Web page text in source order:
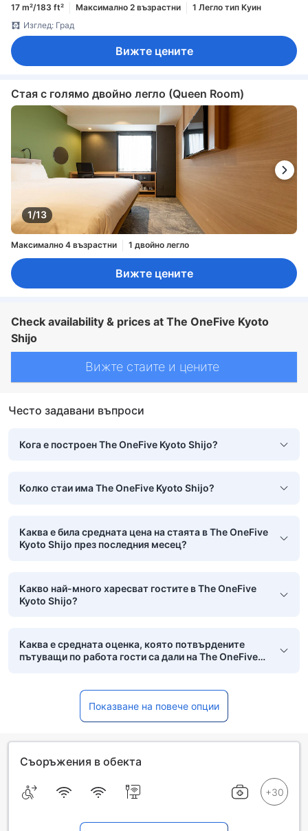
17 m²/183 ft² Максимално 2 възрастни
1 Легло тип Куин
Изглед: Град
Вижте цените
Стая с голямо двойно легло (Queen Room)
1/13
Максимално 4 възрастни 1 двойно легло
Вижте цените
Check availability & prices at The OneFive Kyoto
Shijo
Вижте стаите и цените
Често задавани въпроси
Кога е построен The OneFive Kyoto Shijo?
Колко стаи има The OneFive Kyoto Shijo?
Каква е била средната цена на стаята в The OneFive
Kyoto Shijo през последния месец?
Какво най-много харесват гостите в The OneFive
Kyoto Shijo?
Каква е средната оценка, която потвърдените
пътуващи по работа гости са дали на The OneFive
Показване на повече опции
Съоръжения в обекта